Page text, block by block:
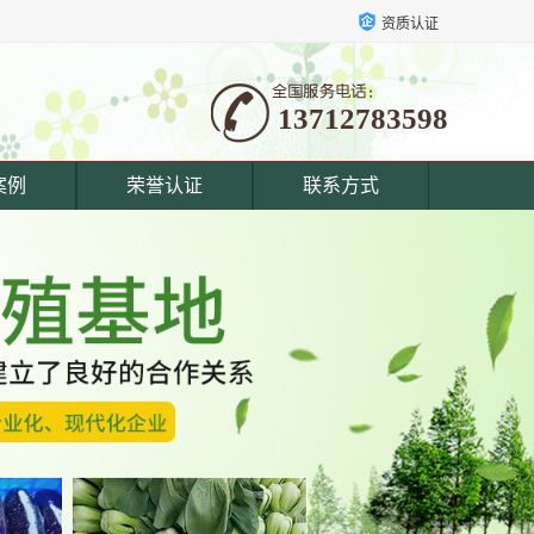
资质认证
13712783598
例 荣誉认证 联系方式